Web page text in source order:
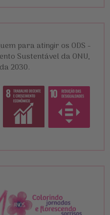
para atingir os ODS -
Sustentável da ONU,
2030.